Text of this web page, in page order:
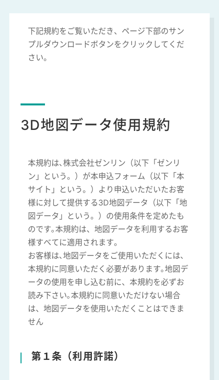
下記規約をご覧いただき、ページ下部のサン
プルダウンロードボタンをクリックしてくだ
さい。
3D地図データ使用規約
本規約は､株式会社ゼンリン（以下「ゼンリ
ン」という。）が本申込フォーム（以下「本
サイト」という。）より申込いただいたお客
様に対して提供する3D地図データ（以下「地
図データ」という。）の使用条件を定めたも
のです｡本規約は、地図データを利用するお客
様すべてに適用されます。
お客様は､地図データをご使用いただくには､
本規約に同意いただく必要があります｡地図デ
ータの使用を申し込む前に、本規約を必ずお
読み下さい｡本規約に同意いただけない場合
は、地図データを使用いただくことはできま
せん
第１条（利用許諾）